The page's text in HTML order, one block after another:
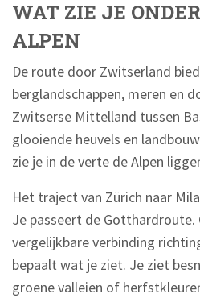
WAT ZIE JE
ALPEN
De route door Zwitserland
berglandschappen, meren en
Zwitserse Mittelland tussen
glooiende heuvels en
zie je in de verte de Alpen
Het traject van Zürich naar
Je passeert de Gotthardroute.
vergelijkbare verbinding
bepaalt wat je ziet. Je ziet
groene valleien of